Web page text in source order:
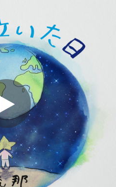
星が泣いた日